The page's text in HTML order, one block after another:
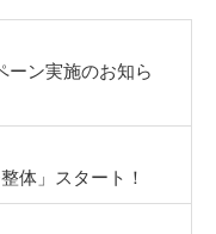
ーン実施のお知ら
体」スタート！